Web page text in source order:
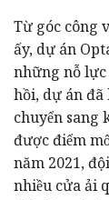
Từ góc công
ấy, dự án
những nỗ
hồi, dự án
chuyển sang
được điểm
năm 2021,
nhiều cửa ải